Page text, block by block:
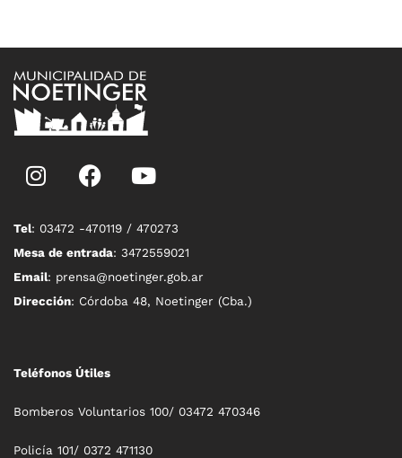
Tel: 03472 -470119 / 470273
Mesa de entrada: 3472559021
Email: prensa@noetinger.gob.ar
Dirección: Córdoba 48, Noetinger (Cba.)
Teléfonos Útiles
Bomberos Voluntarios 100/ 03472 470346
Policía 101/ 0372 471130